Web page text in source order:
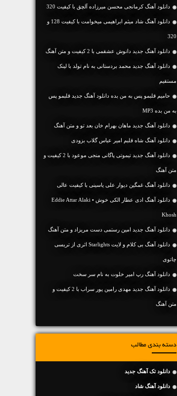
دانلود آهنگ کرمانجی محسن میرزاده آلچق با کیفیت 320
دانلود آهنگ شاد میثم‌ ابراهیمی میخوامت با کیفیت 128 و
320
دانلود آهنگ جديد دانوش عشقمی با 2 کیفیت و متن آهنگ
دانلود آهنگ جديد محمد بردستانی به نام تولد‬ با لینک
مستقیم
حامیم قلبمو پس به من بده دانلود آهنگ جدید قلبمو پس
به من بده MP3
دانلود آهنگ جديد ماهان بهرام خان بعد تو و متن آهنگ
دانلود آهنگ شاه قلبم امیر عباس گلاب بزودی
دانلود آهنگ جديد تیموتی پاگانی منجی موعود با 2 کیفیت و
متن آهنگ
دانلود آهنگ غمگین دیوار علی یاسینی با کیفیت عالی
دانلود آهنگ ادی عطار الکی خوش • Eddie Attar Alaki
Khosh
دانلود آهنگ جديد امین رستمی دست مریزاد و متن آهنگ
دانلود آهنگ بی کلام و لایت Starlights اثری از تریسی
چاتوی
دانلود آهنگ رپ امیر خلوت به نام سر سخت
دانلود آهنگ جديد مهدی رامین پور سراب با 2 کیفیت و
متن آهنگ
دسته بندی مطالب
دانلود تک آهنگ جدید
دانلود آهنگ شاد